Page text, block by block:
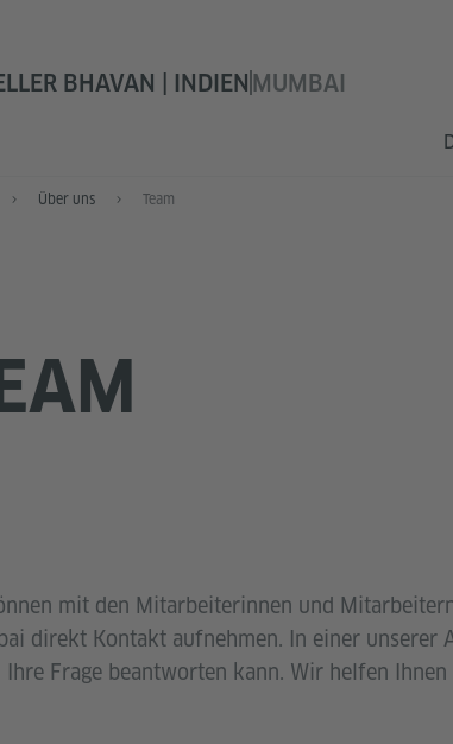
BHAVAN | INDIEN MUMBAI
Über uns Team
mit den Mitarbeiterinnen und
direkt Kontakt aufnehmen. In einer unserer
Ihre Frage beantworten kann. Wir helfen Ihnen